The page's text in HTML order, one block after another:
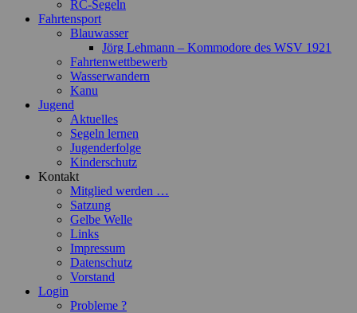
RC-Segeln
Fahrtensport
Blauwasser
Jörg Lehmann – Kommodore des WSV 1921
Fahrtenwettbewerb
Wasserwandern
Kanu
Jugend
Aktuelles
Segeln lernen
Jugenderfolge
Kinderschutz
Kontakt
Mitglied werden …
Satzung
Gelbe Welle
Links
Impressum
Datenschutz
Vorstand
Login
Probleme ?